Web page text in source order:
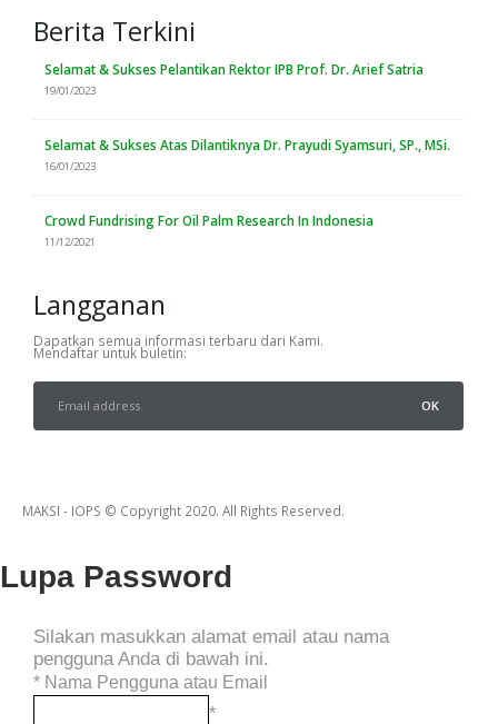
Berita Terkini
Selamat & Sukses Pelantikan Rektor IPB Prof. Dr. Arief Satria
19/01/2023
Selamat & Sukses Atas Dilantiknya Dr. Prayudi Syamsuri, SP., MSi.
16/01/2023
Crowd Fundrising For Oil Palm Research In Indonesia
11/12/2021
Langganan
Dapatkan semua informasi terbaru dari Kami.
Mendaftar untuk buletin:
MAKSI - IOPS © Copyright 2020. All Rights Reserved.
Lupa Password
Silakan masukkan alamat email atau nama
pengguna Anda di bawah ini.
* Nama Pengguna atau Email
*